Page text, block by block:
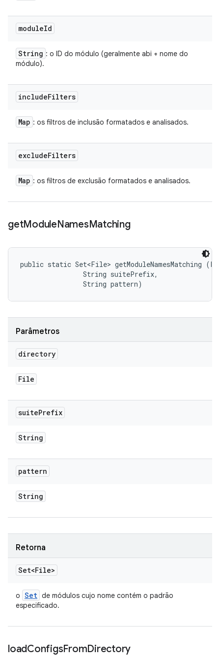
moduleId
String : o ID do módulo (geralmente abi + nome do
módulo).
includeFilters
Map : os filtros de inclusão formatados e analisados.
excludeFilters
Map : os filtros de exclusão formatados e analisados.
getModuleNamesMatching
public static Set<File> getModuleNamesMatching
                String suitePrefix,
                String pattern)
Parâmetros
directory
File
suitePrefix
String
pattern
String
Retorna
Set<File>
o Set de módulos cujo nome contém o padrão
especificado.
loadConfigsFromDirectory